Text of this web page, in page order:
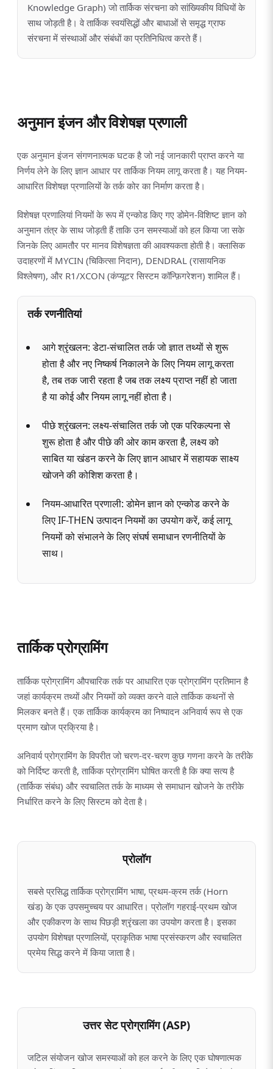
Knowledge Graph) जो तार्किक संरचना को सांख्यिकीय विधियों के
साथ जोड़ती है। वे तार्किक स्वयंसिद्धों और बाधाओं से समृद्ध ग्राफ
संरचना में संस्थाओं और संबंधों का प्रतिनिधित्व करते हैं।
अनुमान इंजन और विशेषज्ञ प्रणाली
एक अनुमान इंजन संगणनात्मक घटक है जो नई जानकारी प्राप्त करने या
निर्णय लेने के लिए ज्ञान आधार पर तार्किक नियम लागू करता है। यह नियम-
आधारित विशेषज्ञ प्रणालियों के तर्क कोर का निर्माण करता है।
विशेषज्ञ प्रणालियां नियमों के रूप में एन्कोड किए गए डोमेन-विशिष्ट ज्ञान को
अनुमान तंत्र के साथ जोड़ती हैं ताकि उन समस्याओं को हल किया जा सके
जिनके लिए आमतौर पर मानव विशेषज्ञता की आवश्यकता होती है। क्लासिक
उदाहरणों में MYCIN (चिकित्सा निदान), DENDRAL (रासायनिक
विश्लेषण), और R1/XCON (कंप्यूटर सिस्टम कॉन्फ़िगरेशन) शामिल हैं।
तर्क रणनीतियां
आगे श्रृंखलन: डेटा-संचालित तर्क जो ज्ञात तथ्यों से शुरू
होता है और नए निष्कर्ष निकालने के लिए नियम लागू करता
है, तब तक जारी रहता है जब तक लक्ष्य प्राप्त नहीं हो जाता
है या कोई और नियम लागू नहीं होता है।
पीछे श्रृंखलन: लक्ष्य-संचालित तर्क जो एक परिकल्पना से
शुरू होता है और पीछे की ओर काम करता है, लक्ष्य को
साबित या खंडन करने के लिए ज्ञान आधार में सहायक साक्ष्य
खोजने की कोशिश करता है।
नियम-आधारित प्रणाली: डोमेन ज्ञान को एन्कोड करने के
लिए IF-THEN उत्पादन नियमों का उपयोग करें, कई लागू
नियमों को संभालने के लिए संघर्ष समाधान रणनीतियों के
साथ।
तार्किक प्रोग्रामिंग
तार्किक प्रोग्रामिंग औपचारिक तर्क पर आधारित एक प्रोग्रामिंग प्रतिमान है
जहां कार्यक्रम तथ्यों और नियमों को व्यक्त करने वाले तार्किक कथनों से
मिलकर बनते हैं। एक तार्किक कार्यक्रम का निष्पादन अनिवार्य रूप से एक
प्रमाण खोज प्रक्रिया है।
अनिवार्य प्रोग्रामिंग के विपरीत जो चरण-दर-चरण कुछ गणना करने के तरीके
को निर्दिष्ट करती है, तार्किक प्रोग्रामिंग घोषित करती है कि क्या सत्य है
(तार्किक संबंध) और स्वचालित तर्क के माध्यम से समाधान खोजने के तरीके
निर्धारित करने के लिए सिस्टम को देता है।
प्रोलॉग
सबसे प्रसिद्ध तार्किक प्रोग्रामिंग भाषा, प्रथम-क्रम तर्क (Horn
खंड) के एक उपसमुच्चय पर आधारित। प्रोलॉग गहराई-प्रथम खोज
और एकीकरण के साथ पिछड़ी श्रृंखला का उपयोग करता है। इसका
उपयोग विशेषज्ञ प्रणालियों, प्राकृतिक भाषा प्रसंस्करण और स्वचालित
प्रमेय सिद्ध करने में किया जाता है।
उत्तर सेट प्रोग्रामिंग (ASP)
जटिल संयोजन खोज समस्याओं को हल करने के लिए एक घोषणात्मक